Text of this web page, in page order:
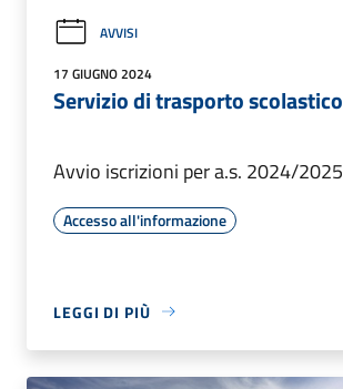
AVVISI
17 GIUGNO 2024
Servizio di trasporto scolastico
Avvio iscrizioni per a.s. 2024/2025
Accesso all'informazione
LEGGI DI PIÙ